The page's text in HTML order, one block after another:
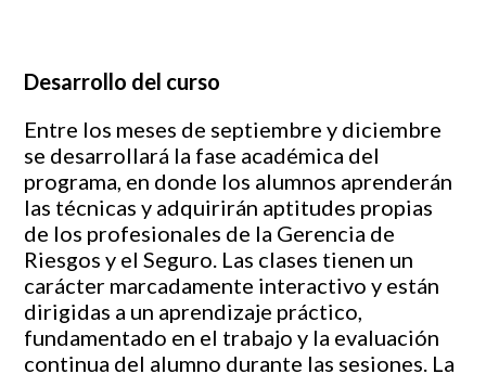
Desarrollo del curso
Entre los meses de septiembre y diciembre
se desarrollará la fase académica del
programa, en donde los alumnos aprenderán
las técnicas y adquirirán aptitudes propias
de los profesionales de la Gerencia de
Riesgos y el Seguro. Las clases tienen un
carácter marcadamente interactivo y están
dirigidas a un aprendizaje práctico,
fundamentado en el trabajo y la evaluación
continua del alumno durante las sesiones. La